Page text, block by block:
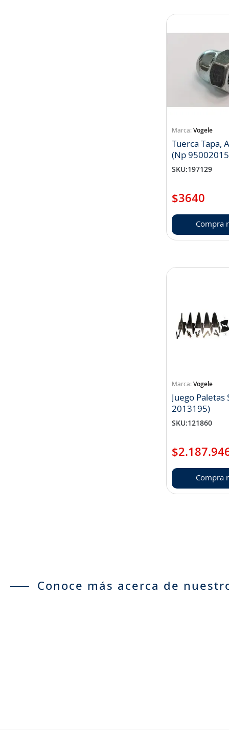
Vogele
Tuerca Tapa,
(Np
SKU:197129
$3640
Compra
Vogele
Juego Paletas
2013195)
SKU:121860
$2.187.
Compra
Conoce más acerca de